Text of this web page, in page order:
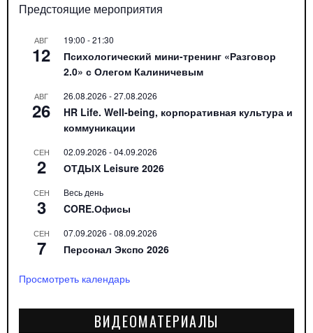
Предстоящие мероприятия
АВГ
12
19:00 -21:30
Психологический мини-тренинг «Разговор
2.0» с Олегом Калиничевым
АВГ
26
26.08.2026 -27.08.2026
HR Life. Well-being, корпоративная культура и
коммуникации
СЕН
2
02.09.2026 -04.09.2026
ОТДЫХ Leisure 2026
СЕН
3
Весь день
CORE.Офисы
СЕН
7
07.09.2026 -08.09.2026
Персонал Экспо 2026
Просмотреть календарь
ВИДЕОМАТЕРИАЛЫ